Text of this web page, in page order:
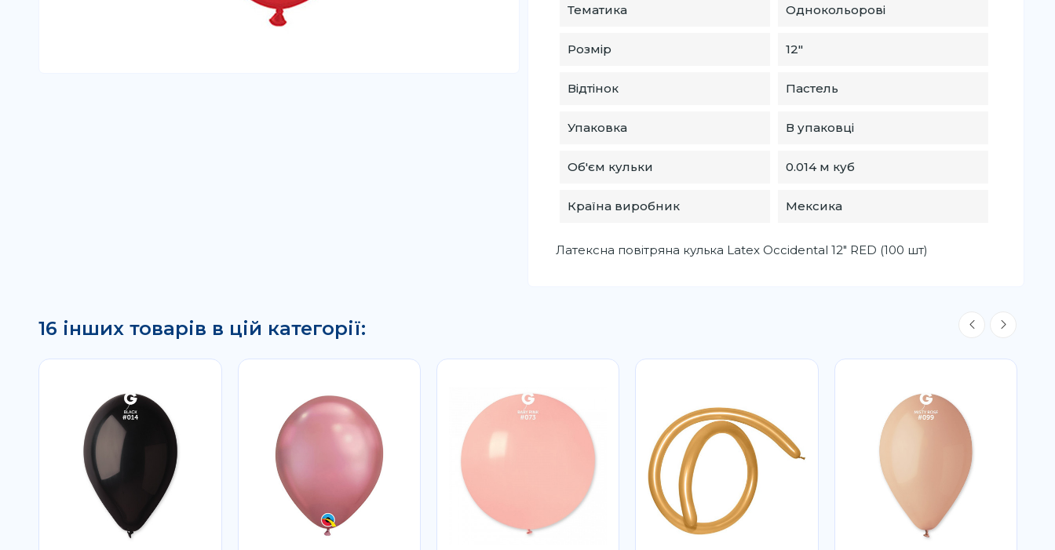
Тематика
Однокольорові
Розмір 12″
Відтінок Пастель
Упаковка В упаковці
Об'єм кульки 0.014 м куб
Країна виробник Мексика
Латексна повітряна кулька Latex Occidental 12" RED (100 шт)
16 інших товарів в цій категорії: